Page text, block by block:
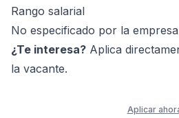
Rango salarial
No especificado por la
¿Te interesa? Aplica
la vacante.
Aplicar